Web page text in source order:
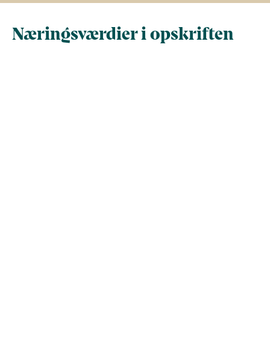
Næringsværdier i opskriften